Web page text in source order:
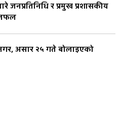
जनप्रतिनिधि र प्रमुख प्रशासकीय
असार २५ गते बोलाइएको